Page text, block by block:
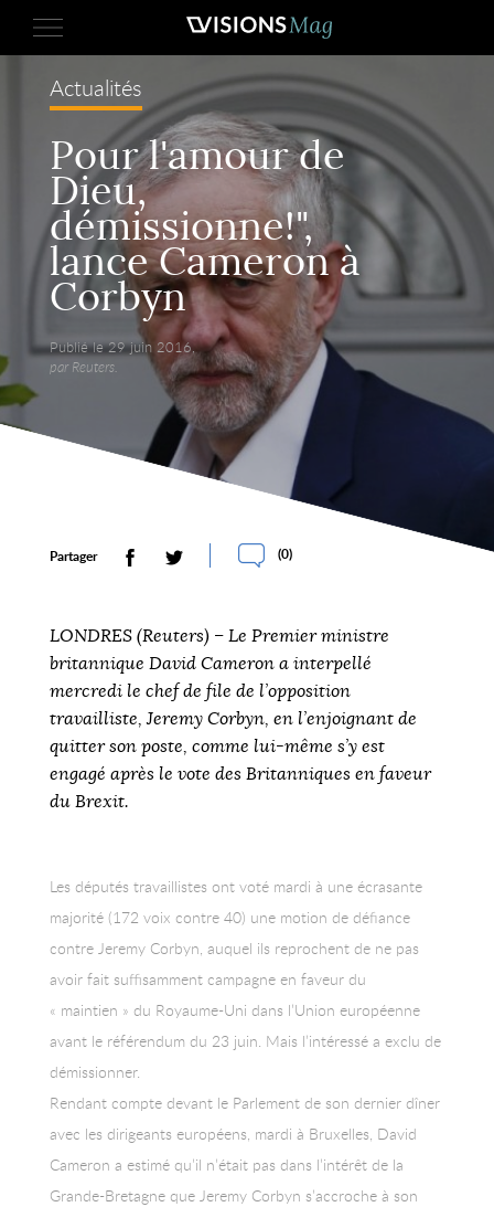
Actualités
Pour l'amour de
Dieu,
démissionne!",
lance Cameron à
Corbyn
Publié le 29 juin 2016,
par Reuters.
Partager (0)
LONDRES (Reuters) – Le Premier ministre
britannique David Cameron a interpellé
mercredi le chef de file de l’opposition
travailliste, Jeremy Corbyn, en l’enjoignant de
quitter son poste, comme lui-même s’y est
engagé après le vote des Britanniques en faveur
du Brexit.
Les députés travaillistes ont voté mardi à une écrasante
majorité (172 voix contre 40) une motion de défiance
contre Jeremy Corbyn, auquel ils reprochent de ne pas
avoir fait suffisamment campagne en faveur du
« maintien » du Royaume-Uni dans l’Union européenne
avant le référendum du 23 juin. Mais l’intéressé a exclu de
démissionner.
Rendant compte devant le Parlement de son dernier dîner
avec les dirigeants européens, mardi à Bruxelles, David
Cameron a estimé qu’il n’était pas dans l’intérêt de la
Grande-Bretagne que Jeremy Corbyn s’accroche à son